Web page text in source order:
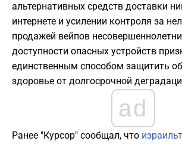
альтернативных средств доставки
интернете и усилении контроля за
продажей вейпов
доступности опасных устройств
единственным способом защитить
здоровье от долгосрочной
ad
Ранее "Курсор" сообщал, что